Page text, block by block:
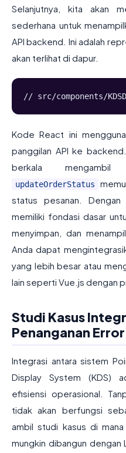
Selanjutnya, kita akan
sederhana untuk
API backend. Ini adalah
akan terlihat di dapur.
// src/components/
Kode React ini
panggilan API ke
berkala
updateOrderStatus
status pesanan.
memiliki fondasi dasar
menyimpan, dan
Anda dapat
yang lebih besar atau
lain seperti Vue.js dengan
Studi Kasus
Penanganan Error
Integrasi antara sistem
Display System (KDS)
efisiensi operasional.
tidak akan berfungsi
ambil studi kasus di
mungkin dibangun dengan